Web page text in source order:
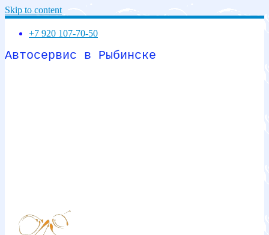
Skip to content
+7 920 107-70-50
Автосервис в Рыбинске